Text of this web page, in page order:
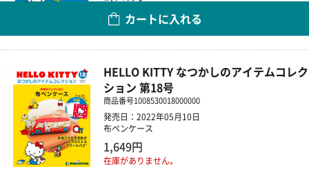
カートに入れる
HELLO KITTY なつかしのアイテムコレク
ション 第18号
商品番号1008530018000000
発売日：2022年05月10日
布ペンケース
1,649円
在庫がありません。